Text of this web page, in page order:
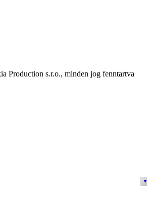
Production s.r.o., minden jog fenntartva